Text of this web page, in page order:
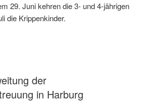
29. Juni kehren die 3- und 4-jährigen
die Krippenkinder.
der
in Harburg